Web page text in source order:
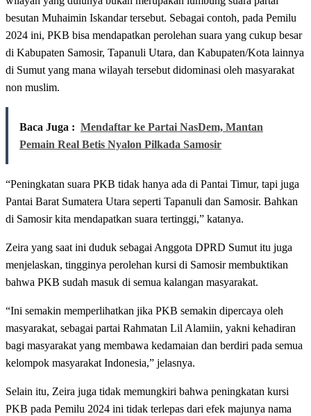
besutan Muhaimin Iskandar tersebut. Sebagai contoh, pada Pemilu
2024 ini, PKB bisa mendapatkan perolehan suara yang cukup besar
di Kabupaten Samosir, Tapanuli Utara, dan Kabupaten/Kota lainnya
di Sumut yang mana wilayah tersebut didominasi oleh masyarakat
non muslim.
Baca Juga : Mendaftar ke Partai NasDem, Mantan
Pemain Real Betis Nyalon Pilkada Samosir
“Peningkatan suara PKB tidak hanya ada di Pantai Timur, tapi juga
Pantai Barat Sumatera Utara seperti Tapanuli dan Samosir. Bahkan
di Samosir kita mendapatkan suara tertinggi,” katanya.
Zeira yang saat ini duduk sebagai Anggota DPRD Sumut itu juga
menjelaskan, tingginya perolehan kursi di Samosir membuktikan
bahwa PKB sudah masuk di semua kalangan masyarakat.
“Ini semakin memperlihatkan jika PKB semakin dipercaya oleh
masyarakat, sebagai partai Rahmatan Lil Alamiin, yakni kehadiran
bagi masyarakat yang membawa kedamaian dan berdiri pada semua
kelompok masyarakat Indonesia,” jelasnya.
Selain itu, Zeira juga tidak memungkiri bahwa peningkatan kursi
PKB pada Pemilu 2024 ini tidak terlepas dari efek majunya nama